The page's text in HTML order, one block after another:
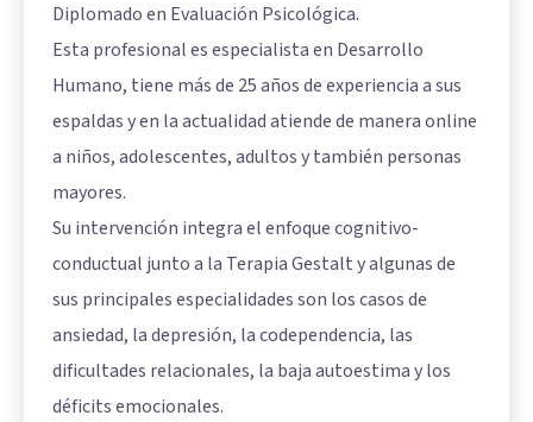
Diplomado en Evaluación Psicológica.
Esta profesional es especialista en Desarrollo
Humano, tiene más de 25 años de experiencia a sus
espaldas y en la actualidad atiende de manera online
a niños, adolescentes, adultos y también personas
mayores.
Su intervención integra el enfoque cognitivo-
conductual junto a la Terapia Gestalt y algunas de
sus principales especialidades son los casos de
ansiedad, la depresión, la codependencia, las
dificultades relacionales, la baja autoestima y los
déficits emocionales.